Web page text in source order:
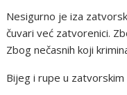
Nesigurno je iza
čuvari već zatvorenici.
Zbog nečasnih koji
Bijeg i rupe u zatvorskim